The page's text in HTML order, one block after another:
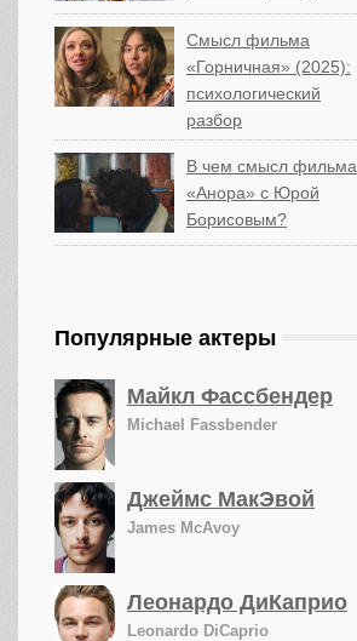
Смысл фильма
«Горничная» (2025):
психологический
разбор
В чем смысл фильма
«Анора» с Юрой
Борисовым?
Популярные актеры
Майкл Фассбендер
Michael Fassbender
Джеймс МакЭвой
James McAvoy
Леонардо ДиКаприо
Leonardo DiCaprio